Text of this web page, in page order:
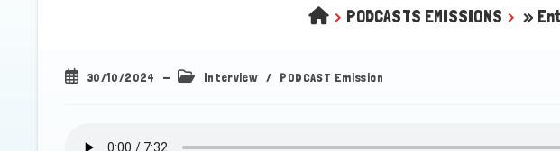
> PODCASTS EMISSIONS > »
Publication
30/10/2024
Post Interview / PODCAST Emission